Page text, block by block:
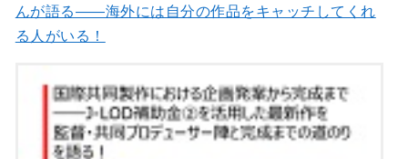
んが語る――海外には自分の作品をキャッチしてくれ
る人がいる！